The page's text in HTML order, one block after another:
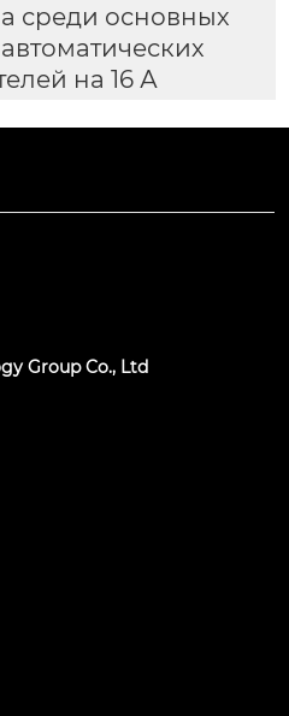
среди основных
на 16 А
Group Co., Ltd